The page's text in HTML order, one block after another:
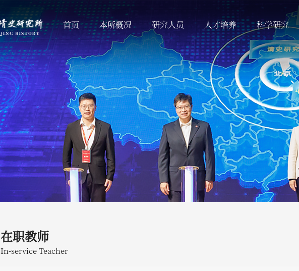
首页 本所概况 研究人员 人才培养 科学研究
在职教师
In-service Teacher